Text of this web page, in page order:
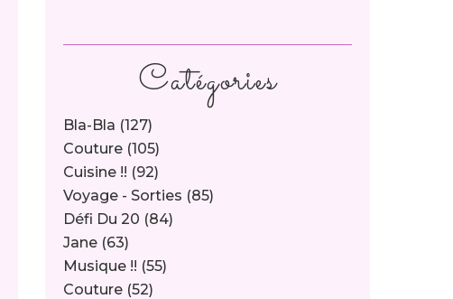
Catégories
Bla-Bla (127)
Couture (105)
Cuisine !! (92)
Voyage - Sorties (85)
Défi Du 20 (84)
Jane (63)
Musique !! (55)
Couture (52)